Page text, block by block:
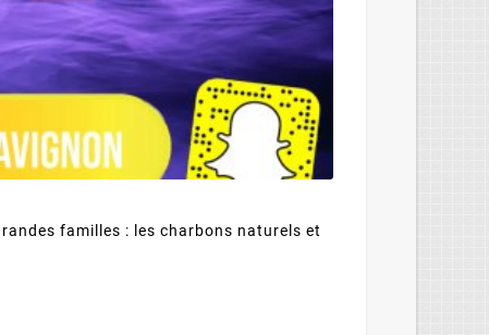
familles : les charbons naturels et